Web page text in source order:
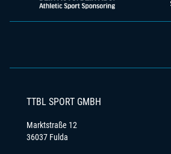
TTBL SPORT GMBH
Marktstraße 12
36037 Fulda